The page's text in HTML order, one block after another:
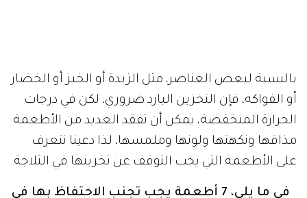
بالنسبة لبعض العناصر، مثل الزبدة أو الخبز أو الخضار
أو الفواكه، فإن التخزين البارد ضروري، لكن في درجات
الحرارة المنخفضة، يمكن أن تفقد العديد من الأطعمة
مذاقها ونكهتها ولونها وملمسها، لذا دعينا نتعرف
على الأطعمة التي يجب التوقف عن تخزينها في الثلاجة.
في ما يلي، 7 أطعمة يجب تجنب الاحتفاظ بها في